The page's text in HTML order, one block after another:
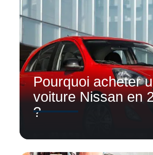
Pourquoi acheter
voiture Nissan en
?